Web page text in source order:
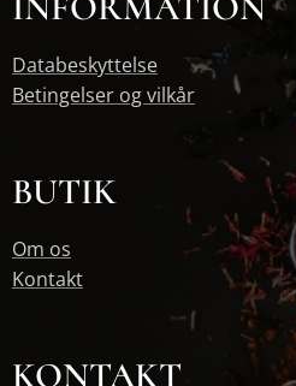
Databeskyttelse
Betingelser og vilkår
BUTIK
Om os
Kontakt
KONTAKT